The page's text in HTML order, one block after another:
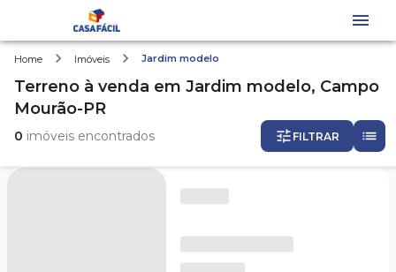
Home Imóveis Jardim modelo
Terreno à venda em Jardim modelo, Campo
Mourão-PR
0 imóveis encontrados FILTRAR